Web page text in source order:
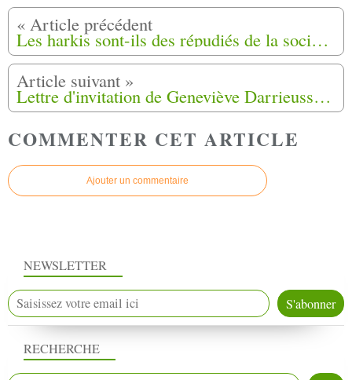
Les harkis sont-ils des répudiés de la société ?
Lettre d'invitation de Geneviève Darrieussecq au Grand débat,aux associations représentatives du monde combattant
COMMENTER CET ARTICLE
Ajouter un commentaire
NEWSLETTER
RECHERCHE